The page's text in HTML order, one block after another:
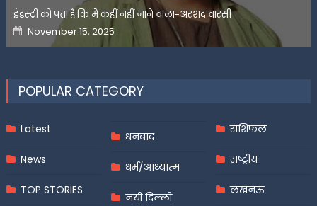
इंडस्ट्री को पता है कि मैं कहीं नहीं जाने वाला-अरशद वारसी
Posted
on
November 15, 2025
POPULAR CATEGORY
Latest
News
TOP STORIES
धनबाद
धर्म/आध्यात्म
नयी दिल्ली
राशिफल
राष्ट्रीय
लखनऊ